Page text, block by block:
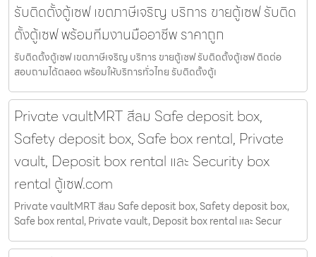
รับติดตั้งตู้เซฟ เขตภาษีเจริญ บริการ ขายตู้เซฟ รับติด
ตั้งตู้เซฟ พร้อมทีมงานมืออาชีพ ราคาถูก
รับติดตั้งตู้เซฟ เขตภาษีเจริญ บริการ ขายตู้เซฟ รับติดตั้งตู้เซฟ ติดต่อ
สอบถามได้ตลอด พร้อมให้บริการทั่วไทย รับติดตั้งตู้เ
Private vaultMRT สีลม Safe deposit box,
Safety deposit box, Safe box rental, Private
vault, Deposit box rental และ Security box
rental ตู้เซฟ.com
Private vaultMRT สีลม Safe deposit box, Safety deposit box,
Safe box rental, Private vault, Deposit box rental และ Secur